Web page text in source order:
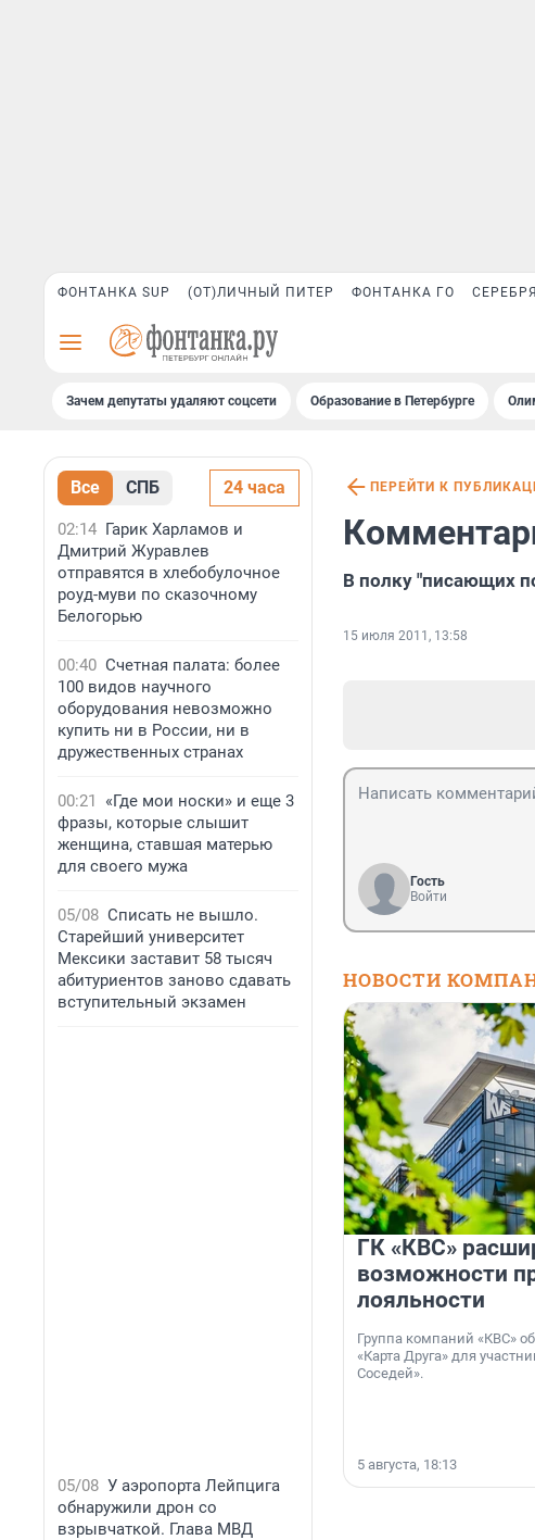
ФОНТАНКА SUP (ОТ)ЛИЧНЫЙ ПИТЕР ФОНТАНКА ГО
Зачем депутаты удаляют соцсети Образование в Петербурге
Все СПБ 24 часа
02:14 Гарик Харламов и
Дмитрий Журавлев
отправятся в хлебобулочное
роуд-муви по сказочному
Белогорью
00:40 Счетная палата: более
100 видов научного
оборудования невозможно
купить ни в России, ни в
дружественных странах
00:21
«Где мои носки» и еще 3
фразы, которые слышит
женщина, ставшая матерью
для своего мужа
05/08 Списать не вышло.
Старейший университет
Мексики заставит 58 тысяч
абитуриентов заново сдавать
вступительный экзамен
05/08 У аэропорта Лейпцига
обнаружили дрон со
взрывчаткой. Глава МВД
ПЕРЕЙТИ К
В полку "писающих
15 июля 2011, 13:58
Гость
Войти
НОВОСТИ
ГК «КВС»
возможности
лояльности
Группа компаний «КВС»
«Карта Друга» для
Соседей».
5 августа, 18:13